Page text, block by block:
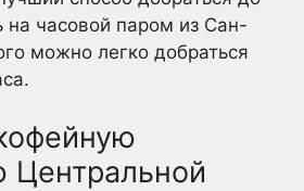
на часовой паром из Сан-
можно легко добраться
Центральной